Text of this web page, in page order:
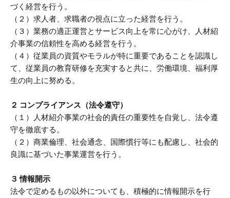
づく経営を行う。
（２）求人者、求職者の視点に立った経営を行う。
（３）業務の適正運営とサービス向上を常に心がけ、人材紹
介事業の信頼性を高める経営を行う。
（４）従業員の資質やモラルが特に重要であることを認識し
て、従業員の教育研修を充実すると共に、労働環境、福利厚
生の向上に努める。
２ コンプライアンス（法令遵守）
（１）人材紹介事業の社会的責任の重要性を自覚し、法令遵
守を徹底する。
（２）商業倫理、社会通念、国際慣行等にも配慮し、社会的
良識に基づいた事業運営を行う。
３ 情報開示
法令で定めるもの以外についても、積極的に情報開示を行